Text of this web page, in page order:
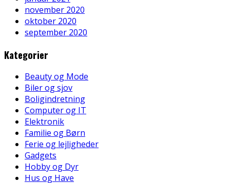
november 2020
oktober 2020
september 2020
Kategorier
Beauty og Mode
Biler og sjov
Boligindretning
Computer og IT
Elektronik
Familie og Børn
Ferie og lejligheder
Gadgets
Hobby og Dyr
Hus og Have